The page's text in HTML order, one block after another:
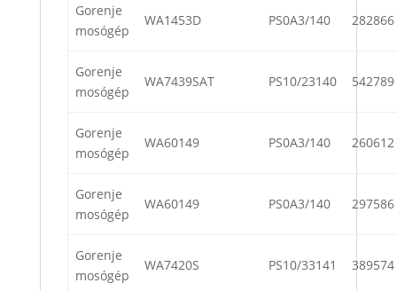
Gorenje
mosógép
WA1453D PS0A3/140 282866
Gorenje
mosógép
WA7439SAT PS10/23140 542789
Gorenje
mosógép
WA60149 PS0A3/140 260612
Gorenje
mosógép
WA60149 PS0A3/140 297586
Gorenje
mosógép
WA7420S PS10/33141 389574